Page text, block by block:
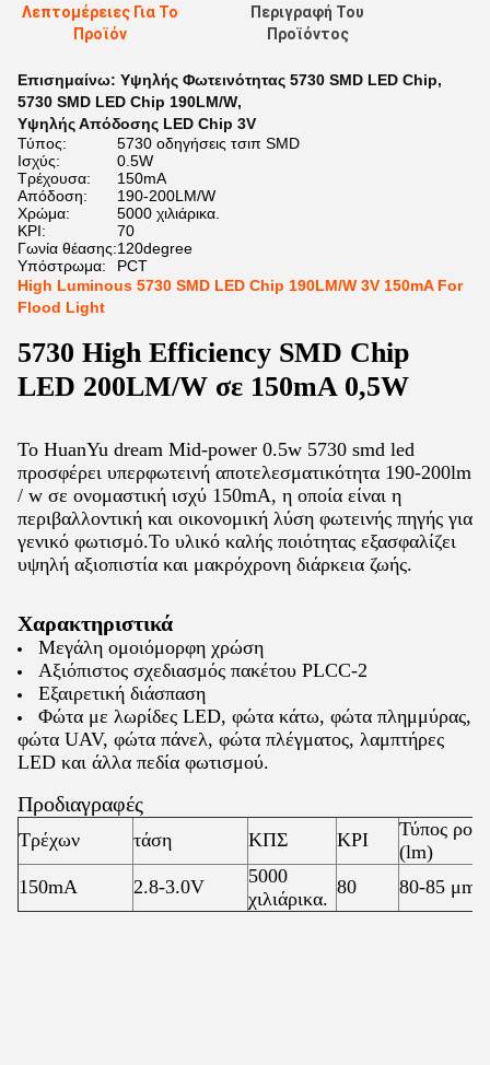
Λεπτομέρειες Για Το
Προϊόν
Περιγραφή Του
Προϊόντος
Επισημαίνω: Υψηλής Φωτεινότητας 5730 SMD LED Chip,
5730 SMD LED Chip 190LM/W,
Υψηλής Απόδοσης LED Chip 3V
Τύπος:
5730 οδηγήσεις τσιπ SMD
Ισχύς:
0.5W
Τρέχουσα:
150mA
Απόδοση:
190-200LM/W
Χρώμα:
5000 χιλιάρικα.
ΚΡΙ:
70
Γωνία θέασης:120degree
Υπόστρωμα:
PCT
High Luminous 5730 SMD LED Chip 190LM/W 3V 150mA For
Flood Light
5730 High Efficiency SMD Chip
LED 200LM/W σε 150mA 0,5W
Το HuanYu dream Mid-power 0.5w 5730 smd led
προσφέρει υπερφωτεινή αποτελεσματικότητα 190-200lm
/ w σε ονομαστική ισχύ 150mA, η οποία είναι η
περιβαλλοντική και οικονομική λύση φωτεινής πηγής για
γενικό φωτισμό.Το υλικό καλής ποιότητας εξασφαλίζει
υψηλή αξιοπιστία και μακρόχρονη διάρκεια ζωής.
Χαρακτηριστικά
Μεγάλη ομοιόμορφη χρώση
Αξιόπιστος σχεδιασμός πακέτου PLCC-2
Εξαιρετική διάσπαση
Φώτα με λωρίδες LED, φώτα κάτω, φώτα πλημμύρας,
φώτα UAV, φώτα πάνελ, φώτα πλέγματος, λαμπτήρες
LED και άλλα πεδία φωτισμού.
Προδιαγραφές
Τρέχων τάση ΚΠΣ ΚΡΙ
Τύπος ροής
(lm)
150mA
2.8-3.0V
5000
χιλιάρικα.
80 80-85 μm